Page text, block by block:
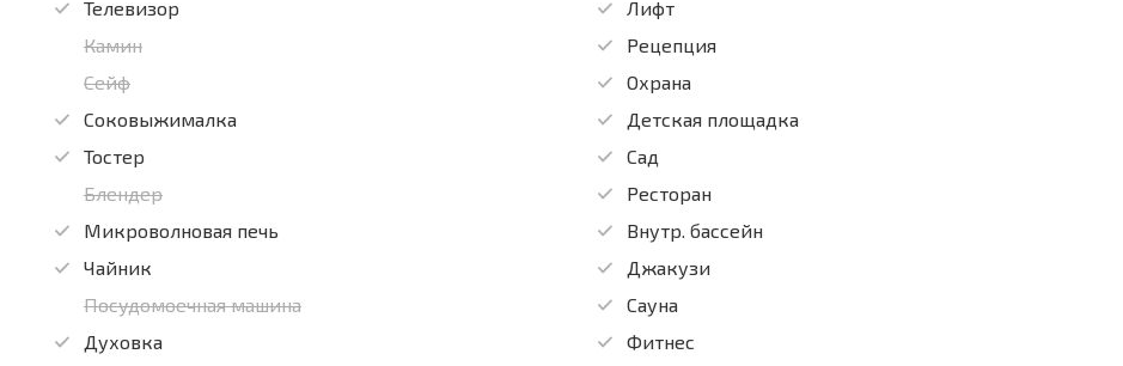
Телевизор
Камин
Сейф
Соковыжималка
Тостер
Блендер
Микроволновая печь
Чайник
Посудомоечная машина
Духовка
Лифт
Рецепция
Охрана
Детская площадка
Сад
Ресторан
Внутр. бассейн
Джакузи
Сауна
Фитнес